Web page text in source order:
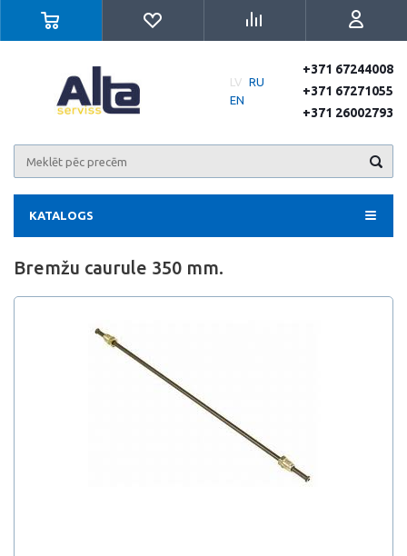
LV RU
EN
+371 67244008
+371 67271055
+371 26002793
KATALOGS
Bremžu caurule 350 mm.